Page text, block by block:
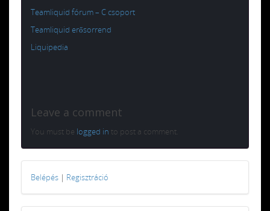
Teamliquid fórum – C csoport
Teamliquid erősorrend
Liquipedia
Leave a comment
You must be logged in to post a comment.
Belépés | Regisztráció